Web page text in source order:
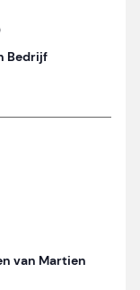
Bedrijf
van Martien